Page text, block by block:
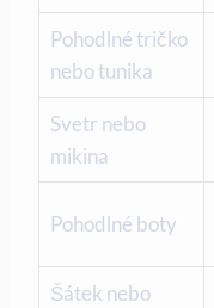
Pohodlné tričko
nebo tunika
Svetr nebo
mikina
Pohodlné boty
Šátek nebo